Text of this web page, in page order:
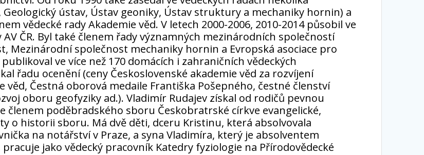
ústav, Ústav geoniky, Ústav struktury a mechaniky hornin) a
vědecké rady Akademie věd. V letech 2000-2006, 2010-2014 působil ve
ČR. Byl také členem řady významných mezinárodních společností
Mezinárodní společnost mechaniky hornin a Evropská asociace pro
ve více než 170 domácích i zahraničních vědeckých
řadu ocenění (ceny Československé akademie věd za rozvíjení
věd, Čestná oborová medaile Františka Pošepného, čestné členství
oboru geofyziky ad.). Vladimír Rudajev získal od rodičů pevnou
členem poděbradského sboru Českobratrské církve evangelické,
o historii sboru. Má dvě děti, dceru Kristinu, která absolvovala
na notářství v Praze, a syna Vladimíra, který je absolventem
jako vědecký pracovník Katedry fyziologie na Přírodovědecké